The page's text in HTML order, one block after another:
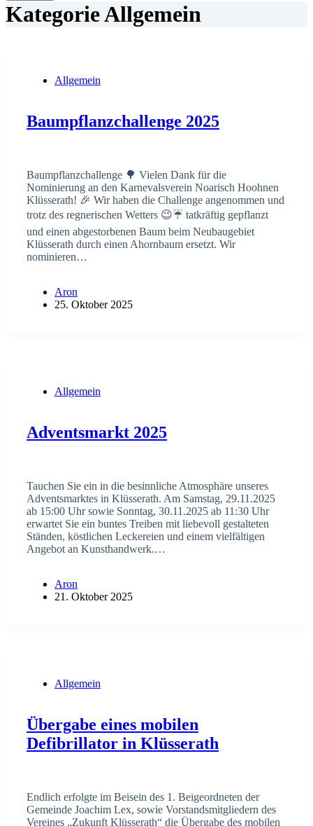
KategorieAllgemein
Allgemein
Baumpflanzchallenge 2025
Baumpflanzchallenge 🌳 Vielen Dank für die
Nominierung an den Karnevalsverein Noarisch Hoohnen
Klüsserath! 🎉 Wir haben die Challenge angenommen und
trotz des regnerischen Wetters 😉☔️ tatkräftig gepflanzt
und einen abgestorbenen Baum beim Neubaugebiet
Klüsserath durch einen Ahornbaum ersetzt. Wir
nominieren…
Aron
25. Oktober 2025
Allgemein
Adventsmarkt 2025
Tauchen Sie ein in die besinnliche Atmosphäre unseres
Adventsmarktes in Klüsserath. Am Samstag, 29.11.2025
ab 15:00 Uhr sowie Sonntag, 30.11.2025 ab 11:30 Uhr
erwartet Sie ein buntes Treiben mit liebevoll gestalteten
Ständen, köstlichen Leckereien und einem vielfältigen
Angebot an Kunsthandwerk.…
Aron
21. Oktober 2025
Allgemein
Übergabe eines mobilen
Defibrillator in Klüsserath
Endlich erfolgte im Beisein des 1. Beigeordneten der
Gemeinde Joachim Lex, sowie Vorstandsmitgliedern des
Vereines „Zukunft Klüsserath“ die Übergabe des mobilen